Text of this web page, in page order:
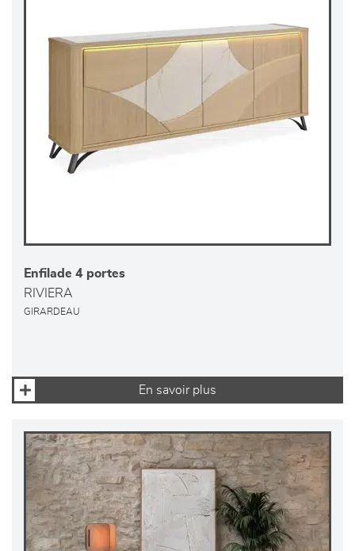
Enfilade 4 portes
RIVIERA
GIRARDEAU
En savoir plus